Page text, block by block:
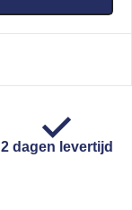
2 dagen levertijd